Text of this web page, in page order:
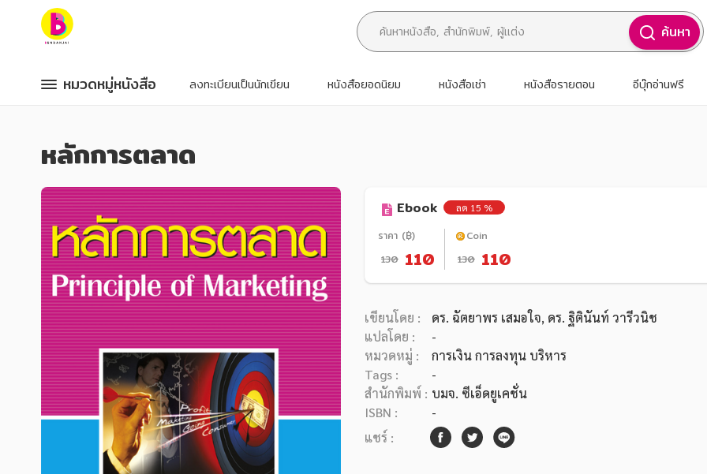
หมวดหมู่หนังสือ
หมวดหมู่ยอดนิยม
หนังสือออกใหม่
หนังสือยอดนิยม
หนังสือเช่า
อีบุ๊กอ่านฟรี
หนังสือเสียง
โปรโมชั่นลดราคา
หมวดหมู่หนังสือ
อาหาร สุขภาพ การแพทย์
ศิลปะ บันเทิง กีฬา ท่องเที่ยว
สังคม วัฒนธรรม การปกครอง ศาสนาและปรัชญา
ศาสนา และปรัชญา
กฎหมาย สัญญา ภาษี
การเงิน การลงทุน บริหาร
ค้นหา
หมวดหมู่หนังสือ
หมวดหมู่หนังสือ
หมวดหมู่ยอดนิยม
หนังสือออกใหม่
หนังสือยอดนิยม
หนังสือเช่า
อีบุ๊กอ่านฟรี
หนังสือเสียง
โปรโมชั่นลดราคา
หมวดหมู่หนังสือ
อาหาร สุขภาพ การแพทย์
ศิลปะ บันเทิง กีฬา ท่องเที่ยว
สังคม วัฒนธรรม การปกครอง ศาสนาและปรัชญา
ศาสนา และปรัชญา
กฎหมาย สัญญา ภาษี
การเงิน การลงทุน บริหาร
ลงทะเบียนเป็นนักเขียน หนังสือยอดนิยม หนังสือเช่า หนังสือรายตอน อีบุ๊กอ่านฟรี
หลักการตลาด
Ebook ลด 15 %
ราคา (฿)
130 110
Coin
130 110
เขียนโดย :
ดร. ฉัตยาพร เสมอใจ, ดร. ฐิตินันท์ วารีวนิช
แปลโดย :
-
หมวดหมู่ :
การเงิน การลงทุน บริหาร
Tags :
-
สำนักพิมพ์ : บมจ. ซีเอ็ดยูเคชั่น
ISBN :
-
แชร์ :